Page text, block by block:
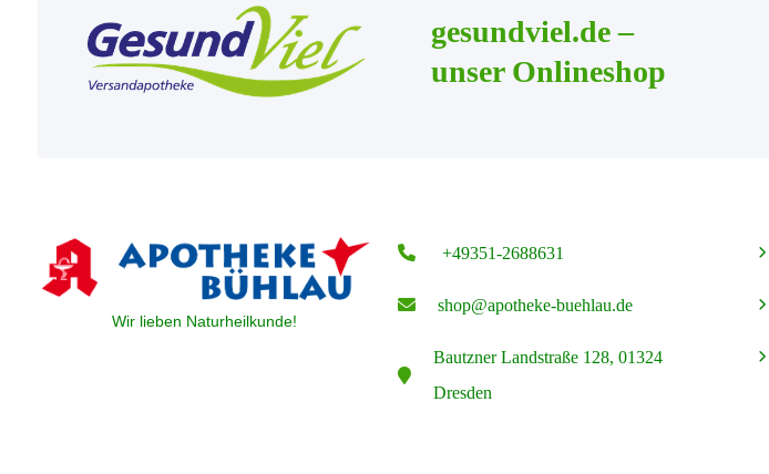
gesundviel.de –
unser Onlineshop
Wir lieben Naturheilkunde!
+49351-2688631
shop@apotheke-buehlau.de
Bautzner Landstraße 128, 01324
Dresden